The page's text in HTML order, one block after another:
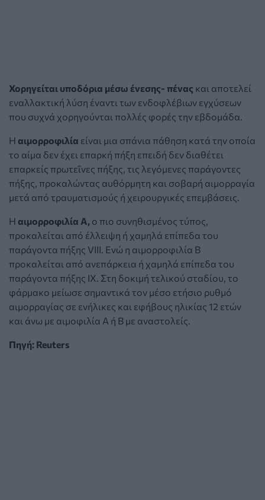
Χορηγείται υποδόρια μέσω ένεσης- πένας και αποτελεί
εναλλακτική λύση έναντι των ενδοφλέβιων εγχύσεων
που συχνά χορηγούνται πολλές φορές την εβδομάδα.
Η αιμορροφιλία είναι μια σπάνια πάθηση κατά την οποία
το αίμα δεν έχει επαρκή πήξη επειδή δεν διαθέτει
επαρκείς πρωτεΐνες πήξης, τις λεγόμενες παράγοντες
πήξης, προκαλώντας αυθόρμητη και σοβαρή αιμορραγία
μετά από τραυματισμούς ή χειρουργικές επεμβάσεις.
Η αιμορροφιλία Α, ο πιο συνηθισμένος τύπος,
προκαλείται από έλλειψη ή χαμηλά επίπεδα του
παράγοντα πήξης VIII. Ενώ η αιμορροφιλία Β
προκαλείται από ανεπάρκεια ή χαμηλά επίπεδα του
παράγοντα πήξης IX. Στη δοκιμή τελικού σταδίου, το
φάρμακο μείωσε σημαντικά τον μέσο ετήσιο ρυθμό
αιμορραγίας σε ενήλικες και εφήβους ηλικίας 12 ετών
και άνω με αιμοφιλία Α ή Β με αναστολείς.
Πηγή: Reuters